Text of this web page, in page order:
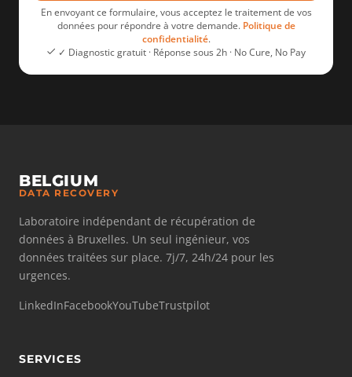
En envoyant ce formulaire, vous acceptez le traitement de vos
données pour répondre à votre demande. Politique de
confidentialité.
✓ Diagnostic gratuit · Réponse sous 2h · No Cure, No Pay
BELGIUM
DATA RECOVERY
Laboratoire indépendant de récupération de
données à Bruxelles. Un seul ingénieur, vos
données traitées sur place. 7j/7, 24h/24 pour les
urgences.
LinkedInFacebookYouTubeTrustpilot
SERVICES